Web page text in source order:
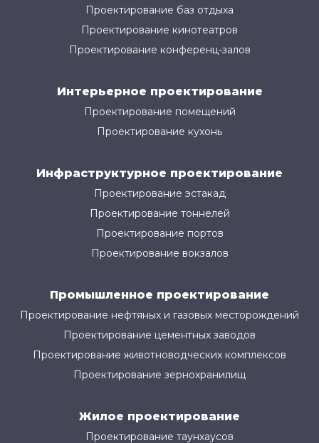
Проектирование баз отдыха
Проектирование кинотеатров
Проектирование конференц-залов
Интерьерное проектирование
Проектирование помещений
Проектирование кухонь
Инфраструктурное проектирование
Проектирование эстакад
Проектирование тоннелей
Проектирование портов
Проектирование вокзалов
Промышленное проектирование
Проектирование нефтяных и газовых месторождений
Проектирование цементных заводов
Проектирование животноводческих комплексов
Проектирование зернохранилищ
Жилое проектирование
Проектирование таунхаусов